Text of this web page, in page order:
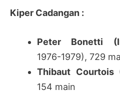
Kiper Cadangan :
Peter Bonetti
1976-1979), 729
Thibaut Courtois
154 main